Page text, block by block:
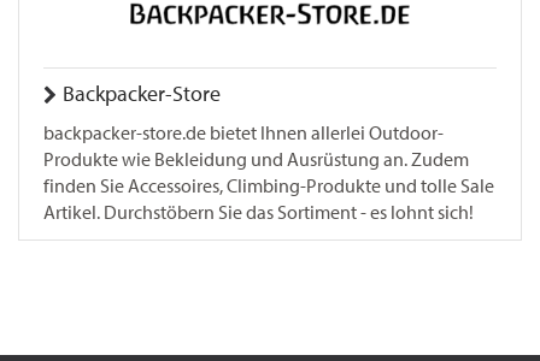
Backpacker-Store
backpacker-store.de bietet Ihnen allerlei Outdoor-
Produkte wie Bekleidung und Ausrüstung an. Zudem
finden Sie Accessoires, Climbing-Produkte und tolle Sale
Artikel. Durchstöbern Sie das Sortiment - es lohnt sich!